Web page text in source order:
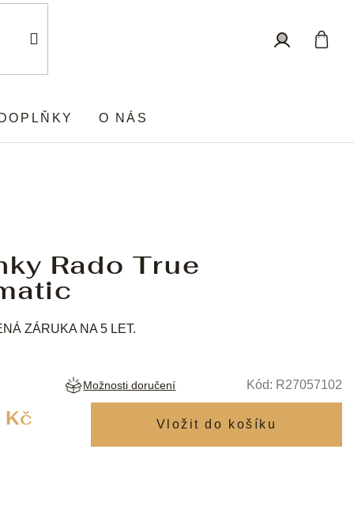
DOPLŇKY O NÁS
Rado True
ZÁRUKA NA 5 LET.
Možnosti doručení Kód: R27057102